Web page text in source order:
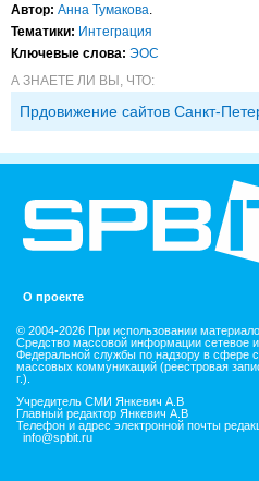
Автор: Анна Тумакова
Тематики: Интеграция
Ключевые слова: ЭОС
А ЗНАЕТЕ ЛИ ВЫ, ЧТО:
Прдовижение сайтов Санкт-
О проекте
© 2004-2026 При использовании
Средство массовой информации сетевое
Федеральной службы по надзору в сфере
массовых коммуникаций (реестровая
г.).
Учредитель СМИ Янкевич А.В
Главный редактор Янкевич А.В
Телефон и адрес электронной почты
info@spbit.ru